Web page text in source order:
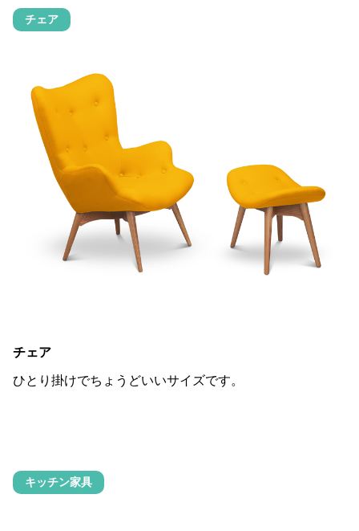
チェア
チェア
ひとり掛けでちょうどいいサイズです。
キッチン家具